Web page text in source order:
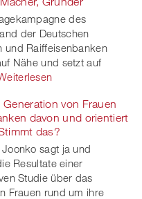
des
der Deutschen
und Raiffeisenbanken
Nähe und setzt auf
Generation von Frauen
davon und orientiert
das?
Joonko sagt ja und
Resultate einer
Studie über das
Frauen rund um ihre